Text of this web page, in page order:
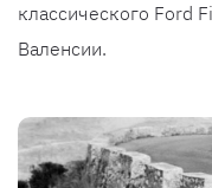
классического Ford
Валенсии.